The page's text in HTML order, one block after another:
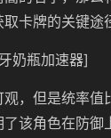
卡牌的关键途
奶瓶加速器]
，但是统率值
该角色在防御